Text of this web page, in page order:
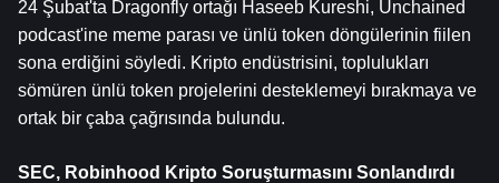
24 Şubat'ta Dragonfly ortağı Haseeb Kureshi, Unchained
podcast'ine meme parası ve ünlü token döngülerinin fiilen
sona erdiğini söyledi. Kripto endüstrisini, toplulukları
sömüren ünlü token projelerini desteklemeyi bırakmaya ve
ortak bir çaba çağrısında bulundu.
SEC, Robinhood Kripto Soruşturmasını Sonlandırdı